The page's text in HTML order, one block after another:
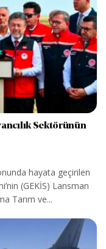
Sektörünün
hayata geçirilen
(GEKİS) Lansman
Tarım ve...